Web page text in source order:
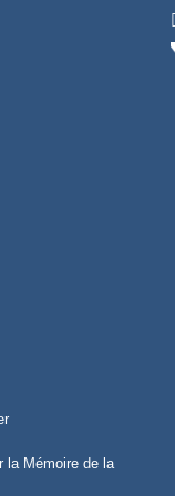
la Mémoire de la